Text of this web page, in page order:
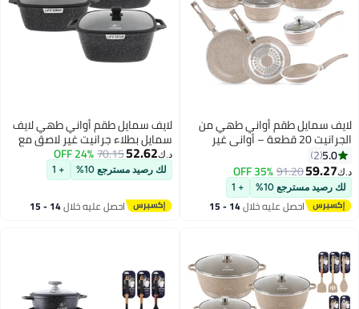
طقم أواني طهي من
20 قطعة – أواني غير
آمنة
الفرن تشمل
24/28 سم كسرولة مع غطاء،
قدر ضحل 28 سم مع غطاء، قدر
16 سم مع غطاء، مقالي
35% OFF
10%
+ 1
عليه خلال 14 - 15
لايف سمايل طقم أواني طهي لايف
سمايل بطلاء جرانيت غير لاصق مع
أغطية — قدور ألمنيوم متوافقة
مع الحث الحراري (Induction)،
مقاومة للخدش وخالية من مادة
PFOA
52.62
70.15
24% OFF
لك رصيد مسترجع 10% + 1
احصل عليه خلال 14 - 15